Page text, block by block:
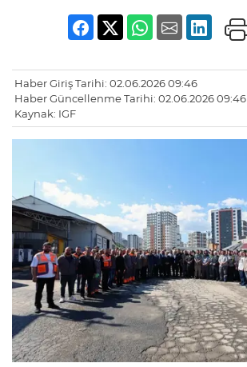
Haber Giriş Tarihi: 02.06.2026 09:46
Haber Güncellenme Tarihi: 02.06.2026 09:46
Kaynak: IGF